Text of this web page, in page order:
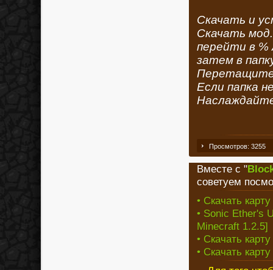
Скачать и
Скачать мод.
перейти в %
затем в
Перетащите
Если папка
Просмотров: 3255
Вместе с "
советуем
• Скачать
• Sonic Ether's
Minecraft 1.2.5]
• Скачать
• Скачать